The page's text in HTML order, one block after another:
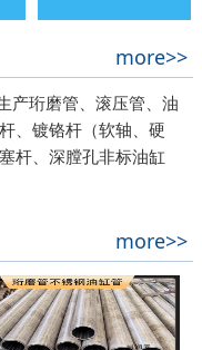
more>>
产珩磨管、滚压管、油
、镀铬杆（软轴、硬
杆、深膛孔非标油缸
more>>